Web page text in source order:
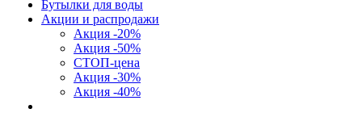
Бутылки для воды
Акции и распродажи
Акция -20%
Акция -50%
СТОП-цена
Акция -30%
Акция -40%